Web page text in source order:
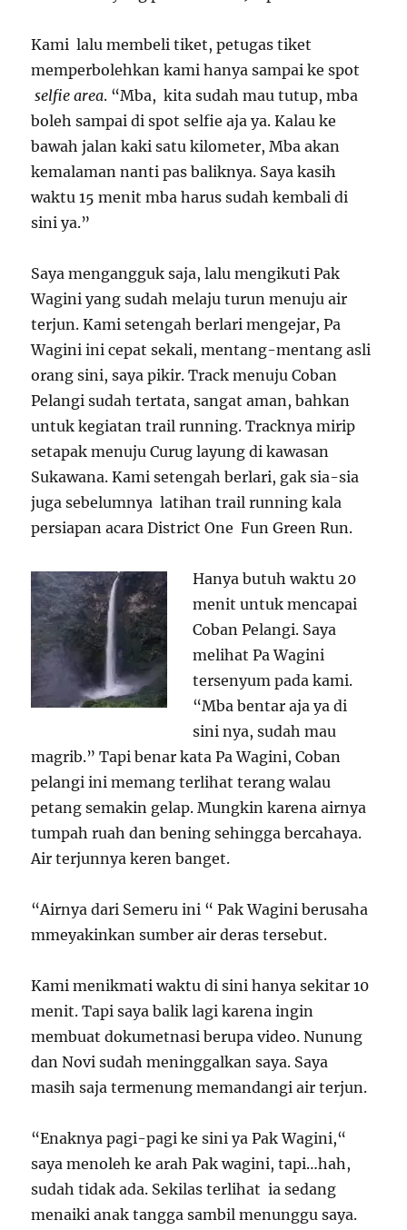
Kami lalu membeli tiket, petugas tiket
memperbolehkan kami hanya sampai ke spot
selfie area. “Mba, kita sudah mau tutup, mba
boleh sampai di spot selfie aja ya. Kalau ke
bawah jalan kaki satu kilometer, Mba akan
kemalaman nanti pas baliknya. Saya kasih
waktu 15 menit mba harus sudah kembali di
sini ya.”
Saya mengangguk saja, lalu mengikuti Pak
Wagini yang sudah melaju turun menuju air
terjun. Kami setengah berlari mengejar, Pa
Wagini ini cepat sekali, mentang-mentang asli
orang sini, saya pikir. Track menuju Coban
Pelangi sudah tertata, sangat aman, bahkan
untuk kegiatan trail running. Tracknya mirip
setapak menuju Curug layung di kawasan
Sukawana. Kami setengah berlari, gak sia-sia
juga sebelumnya latihan trail running kala
persiapan acara District One Fun Green Run.
Hanya butuh waktu 20
menit untuk mencapai
Coban Pelangi. Saya
melihat Pa Wagini
tersenyum pada kami.
“Mba bentar aja ya di
sini nya, sudah mau
magrib.” Tapi benar kata Pa Wagini, Coban
pelangi ini memang terlihat terang walau
petang semakin gelap. Mungkin karena airnya
tumpah ruah dan bening sehingga bercahaya.
Air terjunnya keren banget.
“Airnya dari Semeru ini “ Pak Wagini berusaha
mmeyakinkan sumber air deras tersebut.
Kami menikmati waktu di sini hanya sekitar 10
menit. Tapi saya balik lagi karena ingin
membuat dokumetnasi berupa video. Nunung
dan Novi sudah meninggalkan saya. Saya
masih saja termenung memandangi air terjun.
“Enaknya pagi-pagi ke sini ya Pak Wagini,“
saya menoleh ke arah Pak wagini, tapi…hah,
sudah tidak ada. Sekilas terlihat ia sedang
menaiki anak tangga sambil menunggu saya.